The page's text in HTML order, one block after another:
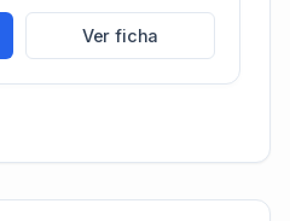
Ver ficha